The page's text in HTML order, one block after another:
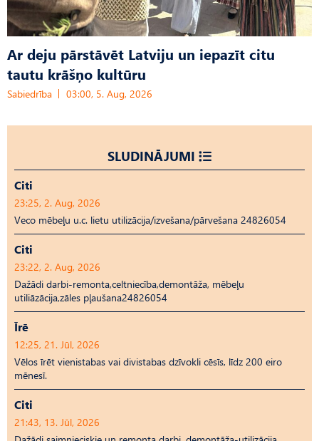
Ar deju pārstāvēt Latviju un iepazīt citu
tautu krāšņo kultūru
Sabiedrība 03:00, 5. Aug, 2026
SLUDINĀJUMI
Citi
23:25, 2. Aug, 2026
Veco mēbeļu u.c. lietu utilizācija/izvešana/pārvešana 24826054
Citi
23:22, 2. Aug, 2026
Dažādi darbi-remonta,celtniecība,demontāža, mēbeļu
utiliāzācija,zāles pļaušana24826054
Īrē
12:25, 21. Jūl, 2026
Vēlos īrēt vienistabas vai divistabas dzīvokli cēsīs, līdz 200 eiro
mēnesī.
Citi
21:43, 13. Jūl, 2026